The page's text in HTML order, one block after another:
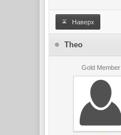
Наверх
Theо
Gold Member